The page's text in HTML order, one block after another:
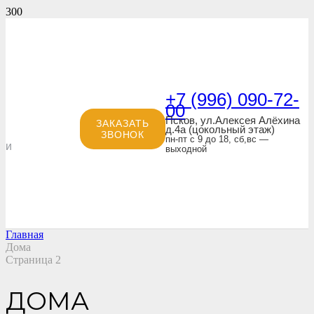
и
ЗАКАЗАТЬ
ЗВОНОК
+7 (996) 090-72-
00
Псков, ул.Алексея Алёхина
д.4а (цокольный этаж)
пн-пт с 9 до 18, сб,вс —
выходной
Главная
Дома
Страница 2
ДОМА